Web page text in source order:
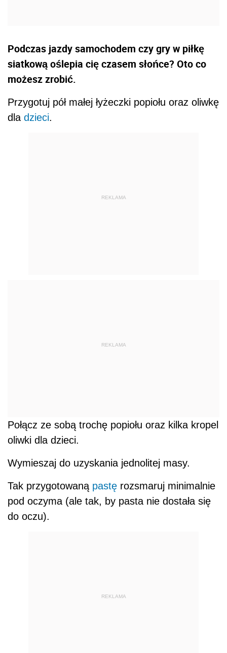
Podczas jazdy samochodem czy gry w piłkę
siatkową oślepia cię czasem słońce? Oto co
możesz zrobić.
Przygotuj pół małej łyżeczki popiołu oraz oliwkę
dla dzieci.
REKLAMA
REKLAMA
Połącz ze sobą trochę popiołu oraz kilka kropel
oliwki dla dzieci.
Wymieszaj do uzyskania jednolitej masy.
Tak przygotowaną pastę rozsmaruj minimalnie
pod oczyma (ale tak, by pasta nie dostała się
do oczu).
REKLAMA